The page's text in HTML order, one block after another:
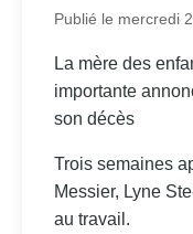
Publié le mercredi
La mère des
importante
son décès
Trois semaines
Messier, Lyne
au travail.